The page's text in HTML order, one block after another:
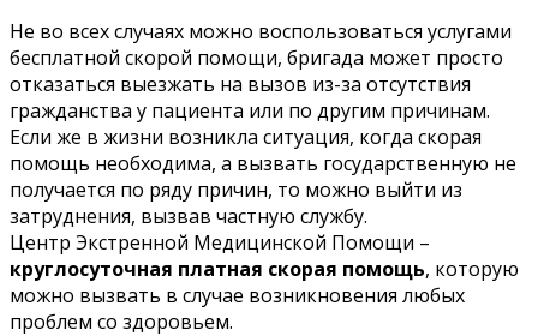
Не во всех случаях можно воспользоваться услугами
бесплатной скорой помощи, бригада может просто
отказаться выезжать на вызов из-за отсутствия
гражданства у пациента или по другим причинам.
Если же в жизни возникла ситуация, когда скорая
помощь необходима, а вызвать государственную не
получается по ряду причин, то можно выйти из
затруднения, вызвав частную службу.
Центр Экстренной Медицинской Помощи –
круглосуточная платная скорая помощь, которую
можно вызвать в случае возникновения любых
проблем со здоровьем.